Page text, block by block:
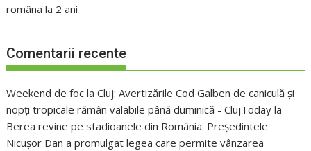
româna la 2 ani
Comentarii recente
Weekend de foc la Cluj: Avertizările Cod Galben de caniculă și
nopți tropicale rămân valabile până duminică - ClujToday la
Berea revine pe stadioanele din România: Președintele
Nicușor Dan a promulgat legea care permite vânzarea